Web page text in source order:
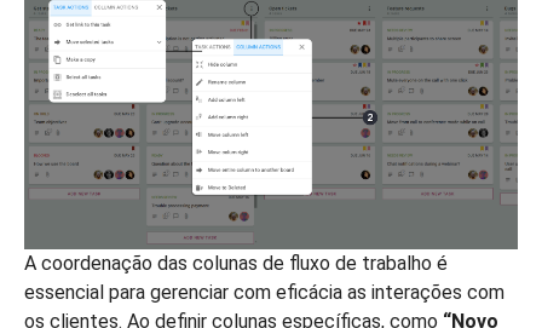
A coordenação das colunas de fluxo de trabalho é
essencial para gerenciar com eficácia as interações com
os clientes. Ao definir colunas específicas, como “Novo